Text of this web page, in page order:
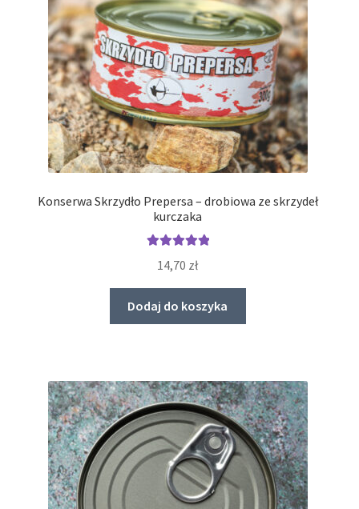
Konserwa Skrzydło Prepersa – drobiowa ze skrzydeł
kurczaka
5.00
14,70 zł
Dodaj do koszyka